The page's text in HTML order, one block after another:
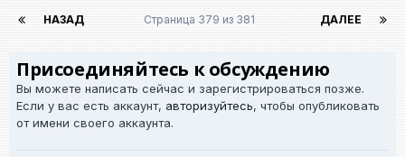
НАЗАД ДАЛЕЕ
Страница 379 из 381
Присоединяйтесь к обсуждению
Вы можете написать сейчас и зарегистрироваться позже.
Если у вас есть аккаунт, авторизуйтесь, чтобы опубликовать
от имени своего аккаунта.